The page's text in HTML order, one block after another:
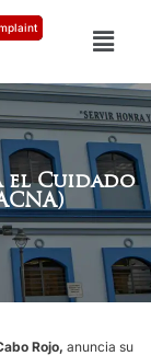
el Cuidado
Rojo, anuncia su